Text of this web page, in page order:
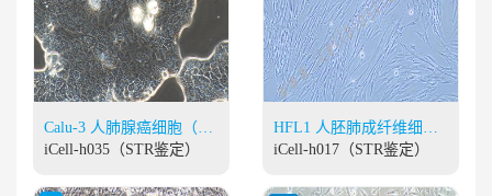
Calu-3 人肺腺癌细胞（胸
水)
iCell-h035（STR鉴定）
HFL1 人胚肺成纤维细胞
（有限细胞系）
iCell-h017（STR鉴定）